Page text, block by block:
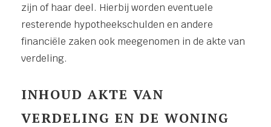
zijn of haar deel. Hierbij worden eventuele
resterende hypotheekschulden en andere
financiële zaken ook meegenomen in de akte van
verdeling.
INHOUD AKTE VAN
VERDELING EN DE WONING